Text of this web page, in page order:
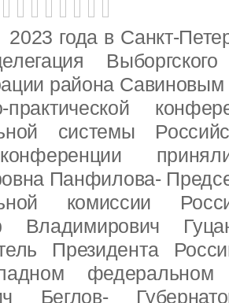
года в Санкт-
района Савиновым
системы
Панфилова-
комиссии
Владимирович
Президента
федеральном
Беглов-